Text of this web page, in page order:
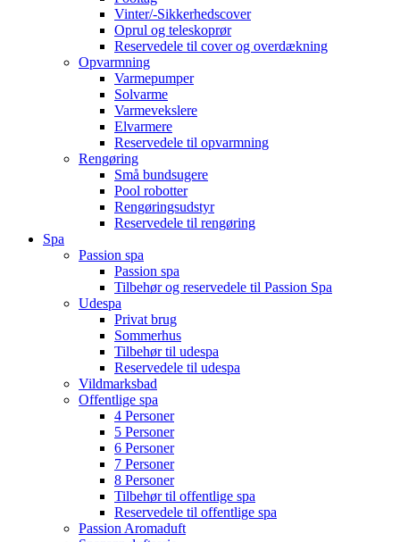
Vinter/-Sikkerhedscover
Oprul og teleskoprør
Reservedele til cover og overdækning
Opvarmning
Varmepumper
Solvarme
Varmevekslere
Elvarmere
Reservedele til opvarmning
Rengøring
Små bundsugere
Pool robotter
Rengøringsudstyr
Reservedele til rengøring
Spa
Passion spa
Passion spa
Tilbehør og reservedele til Passion Spa
Udespa
Privat brug
Sommerhus
Tilbehør til udespa
Reservedele til udespa
Vildmarksbad
Offentlige spa
4 Personer
5 Personer
6 Personer
7 Personer
8 Personer
Tilbehør til offentlige spa
Reservedele til offentlige spa
Passion Aromaduft